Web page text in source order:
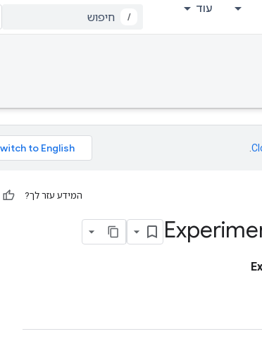
עוד
/
המידע עזר לך?